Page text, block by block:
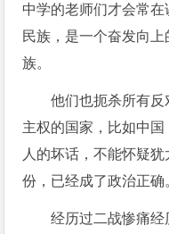
中学的老师们才会常
民族，是一个奋发向
族。
他们也扼杀所有
主权的国家，比如中
人的坏话，不能怀疑
份，已经成了政治正确
经历过二战惨痛经